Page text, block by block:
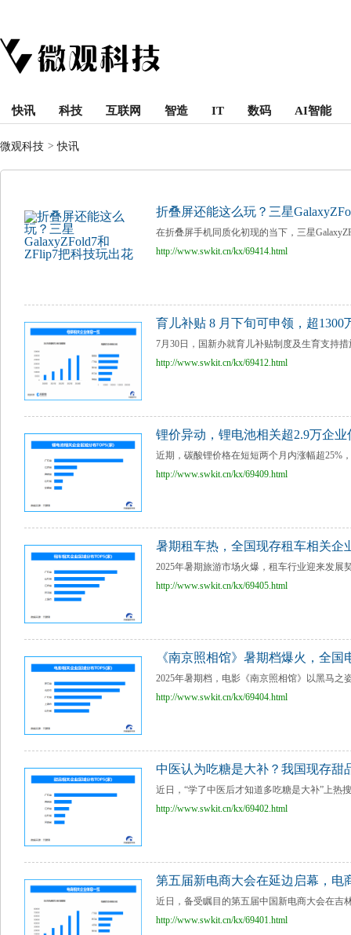
快讯 科技 互联网 智造 IT 数码 AI智能
微观科技 >快讯
折叠屏还能这么玩？三星
在折叠屏手机同质化初现的当下，三星
http://www.swkit.cn/kx/69414.html
育儿补贴 8 月下旬可申领，超
7月30日，国新办就育儿补贴制度及生育支持
http://www.swkit.cn/kx/69412.html
锂价异动，锂电池相关超2.9万企业
近期，碳酸锂价格在短短两个月内涨幅超25%
http://www.swkit.cn/kx/69409.html
暑期租车热，全国现存租车相关企
2025年暑期旅游市场火爆，租车行业迎来发展
http://www.swkit.cn/kx/69405.html
《南京照相馆》暑期档爆火，全
2025年暑期档，电影《南京照相馆》以黑马之
http://www.swkit.cn/kx/69404.html
中医认为吃糖是大补？我国现存甜
近日，“学了中医后才知道多吃糖是大补”上热
http://www.swkit.cn/kx/69402.html
第五届新电商大会在延边启幕，电
近日，备受瞩目的第五届中国新电商大会在吉
http://www.swkit.cn/kx/69401.html